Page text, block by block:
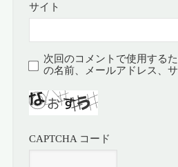
サイト
次回のコメントで使用する
の名前、メールアドレス、
CAPTCHA コード